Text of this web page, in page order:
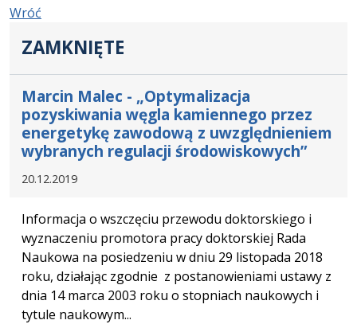
Wróć
ZAMKNIĘTE
Marcin Malec - „Optymalizacja
pozyskiwania węgla kamiennego przez
energetykę zawodową z uwzględnieniem
wybranych regulacji środowiskowych”
20.12.2019
Informacja o wszczęciu przewodu doktorskiego i
wyznaczeniu promotora pracy doktorskiej Rada
Naukowa na posiedzeniu w dniu 29 listopada 2018
roku, działając zgodnie z postanowieniami ustawy z
dnia 14 marca 2003 roku o stopniach naukowych i
tytule naukowym...